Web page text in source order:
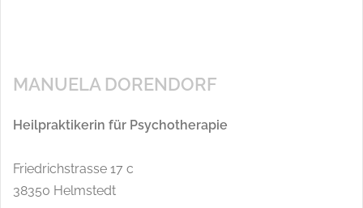
MANUELA DORENDORF
Heilpraktikerin für Psychotherapie
Friedrichstrasse 17 c
38350 Helmstedt